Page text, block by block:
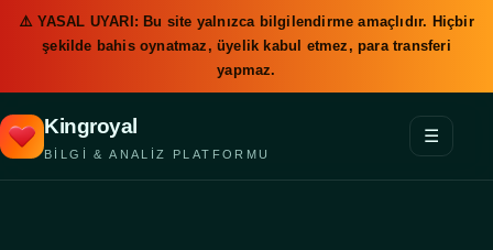
⚠️ YASAL UYARI: Bu site yalnızca bilgilendirme amaçlıdır. Hiçbir
şekilde bahis oynatmaz, üyelik kabul etmez, para transferi
yapmaz.
Kingroyal
BILGI & ANALIZ PLATFORMU
☰